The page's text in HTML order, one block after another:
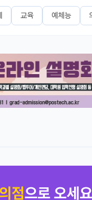
교육 예체능